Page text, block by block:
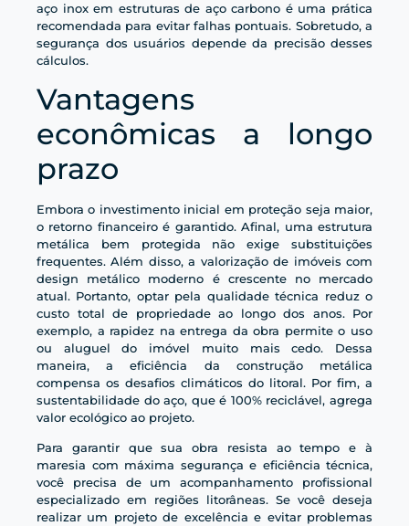
aço inox em estruturas de aço carbono é uma prática
recomendada para evitar falhas pontuais. Sobretudo, a
segurança dos usuários depende da precisão desses
cálculos.
Vantagens
econômicas a longo
prazo
Embora o investimento inicial em proteção seja maior,
o retorno financeiro é garantido. Afinal, uma estrutura
metálica bem protegida não exige substituições
frequentes. Além disso, a valorização de imóveis com
design metálico moderno é crescente no mercado
atual. Portanto, optar pela qualidade técnica reduz o
custo total de propriedade ao longo dos anos. Por
exemplo, a rapidez na entrega da obra permite o uso
ou aluguel do imóvel muito mais cedo. Dessa
maneira, a eficiência da construção metálica
compensa os desafios climáticos do litoral. Por fim, a
sustentabilidade do aço, que é 100% reciclável, agrega
valor ecológico ao projeto.
Para garantir que sua obra resista ao tempo e à
maresia com máxima segurança e eficiência técnica,
você precisa de um acompanhamento profissional
especializado em regiões litorâneas. Se você deseja
realizar um projeto de excelência e evitar problemas